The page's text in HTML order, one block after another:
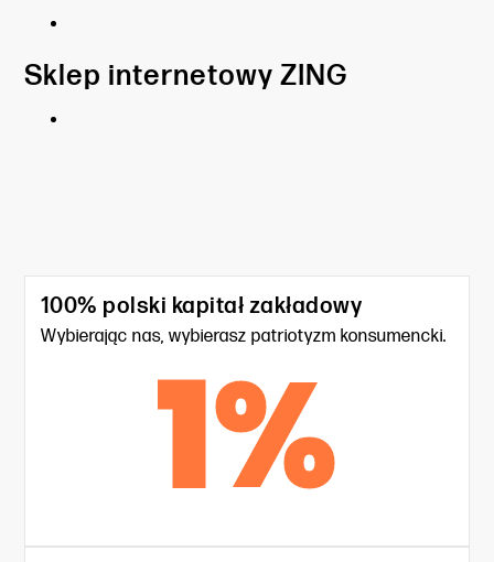
Sklep internetowy ZING
100% polski kapitał zakładowy
Wybierając nas, wybierasz patriotyzm konsumencki.
1%